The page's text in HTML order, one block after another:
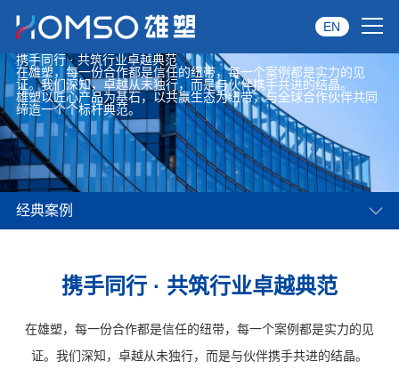
首页
关于雄塑
产品中心
品牌服务
经销商专区
EN
携手同行 · 共筑行业卓越典范
在雄塑，每一份合作都是信任的纽带，每一个案例都是实力的见
证。我们深知，卓越从未独行，而是与伙伴携手共进的结晶。
雄塑以匠心产品为基石，以共赢生态为纽带，与全球合作伙伴共同
缔造一个个标杆典范。
经典案例
携手同行 · 共筑行业卓越典范
在雄塑，每一份合作都是信任的纽带，每一个案例都是实力的见
证。我们深知，卓越从未独行，而是与伙伴携手共进的结晶。